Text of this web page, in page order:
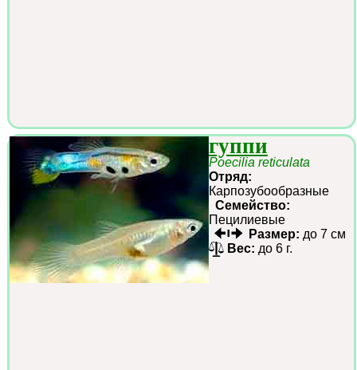
гуппи
Poecilia reticulata
Отряд:
Карпозубообразные
Семейство:
Пецилиевые
Размер: до 7 см
Вес: до 6 г.